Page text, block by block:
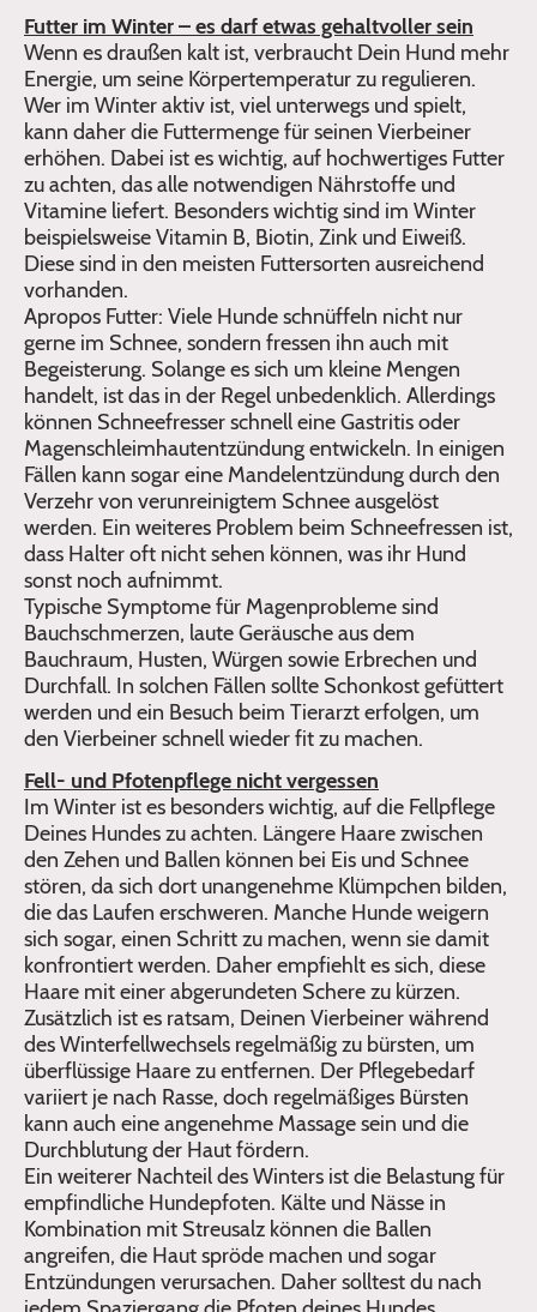
Futter im Winter – es darf etwas gehaltvoller sein
Wenn es draußen kalt ist, verbraucht Dein Hund mehr
Energie, um seine Körpertemperatur zu regulieren.
Wer im Winter aktiv ist, viel unterwegs und spielt,
kann daher die Futtermenge für seinen Vierbeiner
erhöhen. Dabei ist es wichtig, auf hochwertiges Futter
zu achten, das alle notwendigen Nährstoffe und
Vitamine liefert. Besonders wichtig sind im Winter
beispielsweise Vitamin B, Biotin, Zink und Eiweiß.
Diese sind in den meisten Futtersorten ausreichend
vorhanden.
Apropos Futter: Viele Hunde schnüffeln nicht nur
gerne im Schnee, sondern fressen ihn auch mit
Begeisterung. Solange es sich um kleine Mengen
handelt, ist das in der Regel unbedenklich. Allerdings
können Schneefresser schnell eine Gastritis oder
Magenschleimhautentzündung entwickeln. In einigen
Fällen kann sogar eine Mandelentzündung durch den
Verzehr von verunreinigtem Schnee ausgelöst
werden. Ein weiteres Problem beim Schneefressen ist,
dass Halter oft nicht sehen können, was ihr Hund
sonst noch aufnimmt.
Typische Symptome für Magenprobleme sind
Bauchschmerzen, laute Geräusche aus dem
Bauchraum, Husten, Würgen sowie Erbrechen und
Durchfall. In solchen Fällen sollte Schonkost gefüttert
werden und ein Besuch beim Tierarzt erfolgen, um
den Vierbeiner schnell wieder fit zu machen.
Fell- und Pfotenpflege nicht vergessen
Im Winter ist es besonders wichtig, auf die Fellpflege
Deines Hundes zu achten. Längere Haare zwischen
den Zehen und Ballen können bei Eis und Schnee
stören, da sich dort unangenehme Klümpchen bilden,
die das Laufen erschweren. Manche Hunde weigern
sich sogar, einen Schritt zu machen, wenn sie damit
konfrontiert werden. Daher empfiehlt es sich, diese
Haare mit einer abgerundeten Schere zu kürzen.
Zusätzlich ist es ratsam, Deinen Vierbeiner während
des Winterfellwechsels regelmäßig zu bürsten, um
überflüssige Haare zu entfernen. Der Pflegebedarf
variiert je nach Rasse, doch regelmäßiges Bürsten
kann auch eine angenehme Massage sein und die
Durchblutung der Haut fördern.
Ein weiterer Nachteil des Winters ist die Belastung für
empfindliche Hundepfoten. Kälte und Nässe in
Kombination mit Streusalz können die Ballen
angreifen, die Haut spröde machen und sogar
Entzündungen verursachen. Daher solltest du nach